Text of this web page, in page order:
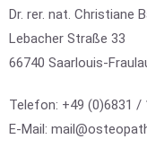
Dr. rer. nat. Christiane
Lebacher Straße 33
66740 Saarlouis-
Telefon: +49 (0)6831 /
E-Mail: